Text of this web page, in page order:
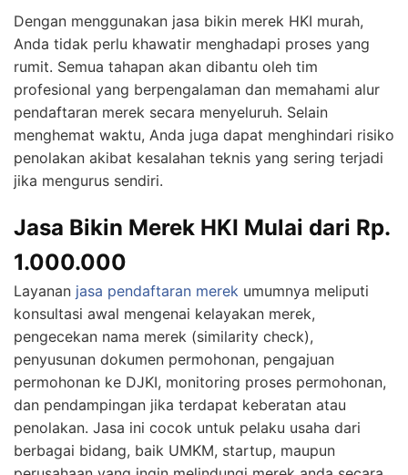
Dengan menggunakan jasa bikin merek HKI murah,
Anda tidak perlu khawatir menghadapi proses yang
rumit. Semua tahapan akan dibantu oleh tim
profesional yang berpengalaman dan memahami alur
pendaftaran merek secara menyeluruh. Selain
menghemat waktu, Anda juga dapat menghindari risiko
penolakan akibat kesalahan teknis yang sering terjadi
jika mengurus sendiri.
Jasa Bikin Merek HKI Mulai dari Rp.
1.000.000
Layanan jasa pendaftaran merek umumnya meliputi
konsultasi awal mengenai kelayakan merek,
pengecekan nama merek (similarity check),
penyusunan dokumen permohonan, pengajuan
permohonan ke DJKI, monitoring proses permohonan,
dan pendampingan jika terdapat keberatan atau
penolakan. Jasa ini cocok untuk pelaku usaha dari
berbagai bidang, baik UMKM, startup, maupun